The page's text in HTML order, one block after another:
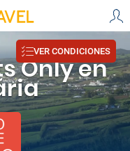
Only en
VER CONDICIONES